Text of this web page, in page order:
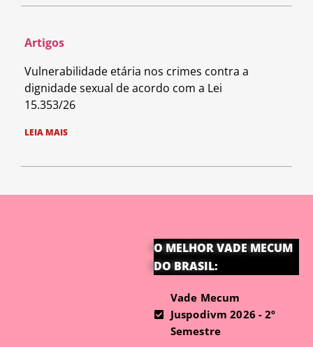
Artigos
Vulnerabilidade etária nos crimes contra a
dignidade sexual de acordo com a Lei
15.353/26
LEIA MAIS
O MELHOR VADE MECUM
DO BRASIL:
Vade Mecum
Juspodivm 2026 - 2º
Semestre